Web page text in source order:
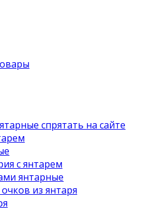
спрятать на сайте
с янтарем
янтарные
из янтаря